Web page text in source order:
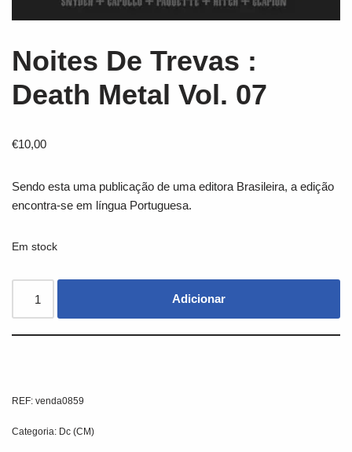
Noites De Trevas :
Death Metal Vol. 07
€10,00
Sendo esta uma publicação de uma editora Brasileira, a edição
encontra-se em língua Portuguesa.
Em stock
Adicionar
REF: venda0859
Categoria: Dc (CM)